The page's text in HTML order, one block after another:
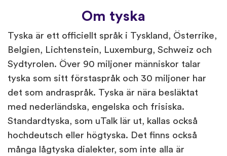
Om tyska
Tyska är ett officiellt språk i Tyskland, Österrike,
Belgien, Lichtenstein, Luxemburg, Schweiz och
Sydtyrolen. Över 90 miljoner människor talar
tyska som sitt förstaspråk och 30 miljoner har
det som andraspråk. Tyska är nära besläktat
med nederländska, engelska och frisiska.
Standardtyska, som uTalk lär ut, kallas också
hochdeutsch eller högtyska. Det finns också
många lågtyska dialekter, som inte alla är